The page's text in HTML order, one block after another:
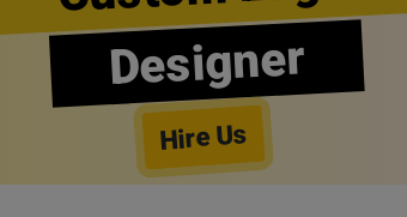
Designer
Hire Us